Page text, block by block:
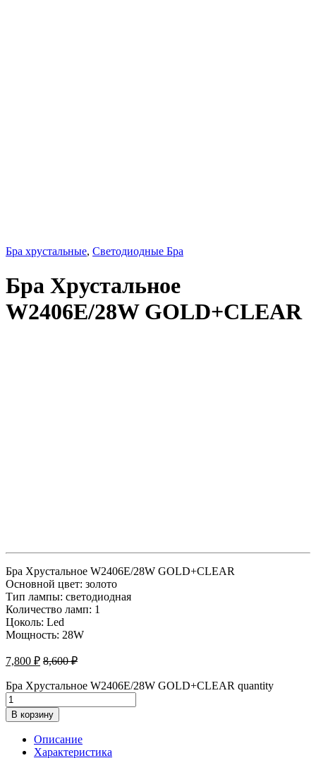
Бра хрустальные, Светодиодные Бра
Бра Хрустальное
W2406E/28W GOLD+CLEAR
Бра Хрустальное W2406E/28W GOLD+CLEAR
Основной цвет: золото
Тип лампы: светодиодная
Количество ламп: 1
Цоколь: Led
Мощность: 28W
7,800 ₽ 8,600₽
Бра Хрустальное W2406E/28W GOLD+CLEAR quantity
В корзину
Описание
Характеристика